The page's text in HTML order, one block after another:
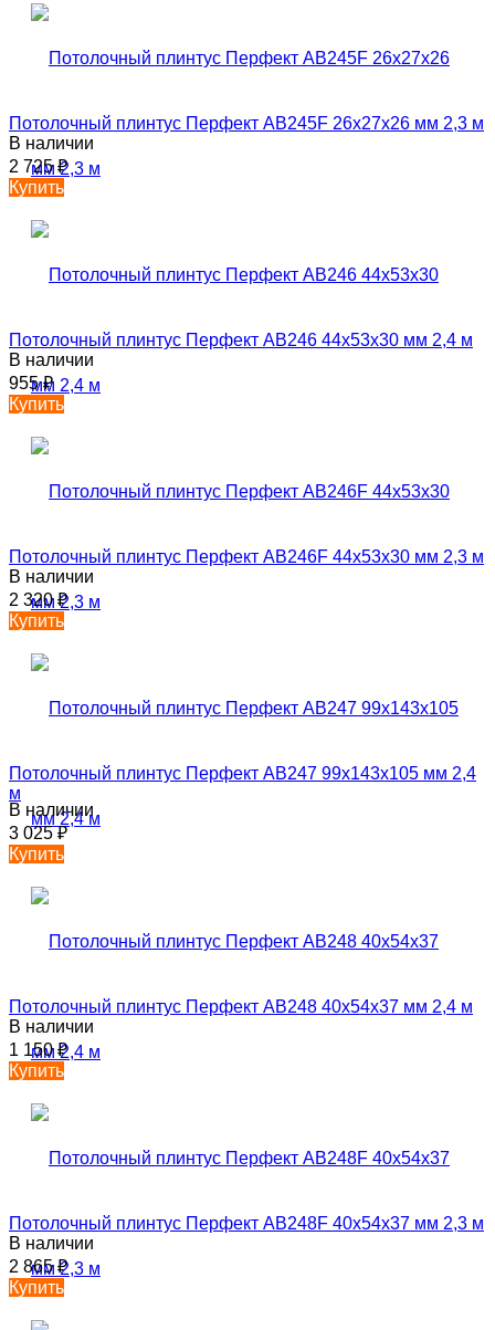
Потолочный плинтус Перфект AB245F 26х27х26 мм 2,3 м
В наличии
2 725₽
Купить
Потолочный плинтус Перфект AB246 44х53х30 мм 2,4 м
В наличии
955₽
Купить
Потолочный плинтус Перфект AB246F 44х53х30 мм 2,3 м
В наличии
2 320₽
Купить
Потолочный плинтус Перфект AB247 99х143х105 мм 2,4
м
В наличии
3 025₽
Купить
Потолочный плинтус Перфект AB248 40х54х37 мм 2,4 м
В наличии
1 150₽
Купить
Потолочный плинтус Перфект AB248F 40х54х37 мм 2,3 м
В наличии
2 865₽
Купить